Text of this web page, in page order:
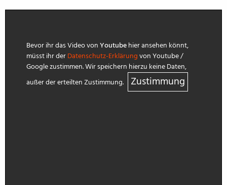
Bevor ihr das Video vonYoutubehier ansehen könnt,
müsst ihr derDatenschutz-Erklärungvon Youtube /
Google zustimmen. Wir speichern hierzu keine Daten,
außer der erteilten Zustimmung.
Zustimmung